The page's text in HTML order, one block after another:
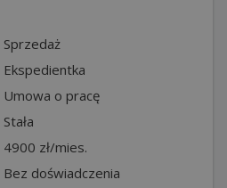
Sprzedaż
Ekspedientka
Umowa o pracę
Stała
4900 zł/mies.
Bez doświadczenia